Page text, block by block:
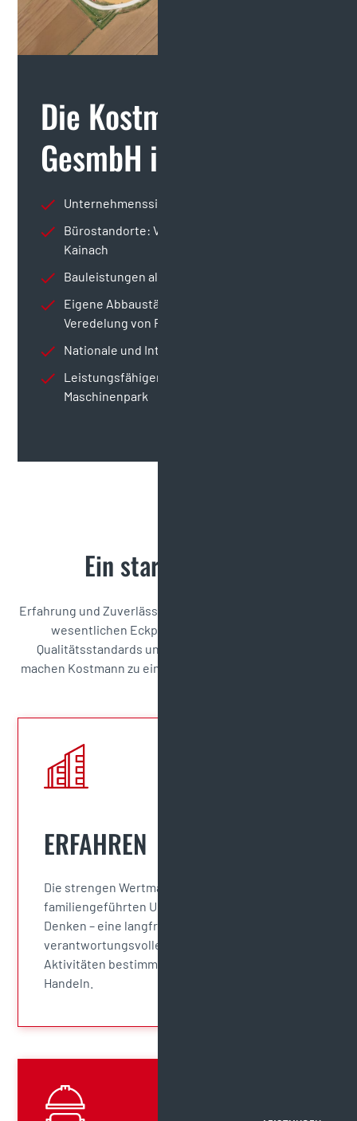
Die Kostmann
GesmbH im Überblick:
Unternehmenssitz: St. Andrä im Lavanttal
Bürostandorte: Villach, Klagenfurt und
Kainach
Bauleistungen aller Art
Eigene Abbaustätten für die Gewinnung und
Veredelung von Rohstoffen
Nationale und Internationale Transporte
Leistungsfähiger Geräte- und
Maschinenpark
Ein starker Partner
Erfahrung und Zuverlässigkeit sind seit vielen Jahren die
wesentlichen Eckpfeiler unserer Arbeit. Hohe
Qualitätsstandards und Effizienz in der Ausführung
machen Kostmann zu einem starken Partner für Kunden.
ERFAHREN
Die strengen Wertmaßstäbe eines
familiengeführten Unternehmens prägen unser
Denken – eine langfristige und
verantwortungsvolle Ausrichtung sämtlicher
Aktivitäten bestimmt im Geschäftsalltag unser
Handeln.